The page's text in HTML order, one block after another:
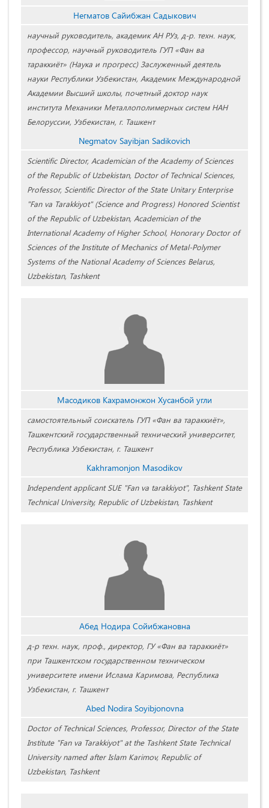
Негматов Сайибжан Садыкович
научный руководитель, академик АН РУз, д-р. техн. наук,
профессор, научный руководитель ГУП «Фан ва
тараккиёт» (Наука и прогресс) Заслуженный деятель
науки Республики Узбекистан, Академик Международной
Академии Высший школы, почетный доктор наук
института Механики Металлополимерных систем НАН
Белоруссии, Узбекистан, г. Ташкент
Negmatov Sayibjan Sadikovich
Scientific Director, Academician of the Academy of Sciences
of the Republic of Uzbekistan, Doctor of Technical Sciences,
Professor, Scientific Director of the State Unitary Enterprise
"Fan va Tarakkiyot" (Science and Progress) Honored Scientist
of the Republic of Uzbekistan, Academician of the
International Academy of Higher School, Honorary Doctor of
Sciences of the Institute of Mechanics of Metal-Polymer
Systems of the National Academy of Sciences Belarus,
Uzbekistan, Tashkent
Масодиков Кахрамонжон Хусанбой угли
самостоятельный соискатель ГУП «Фан ва тараккиёт»,
Ташкентский государственный технический университет,
Республика Узбекистан, г. Ташкент
Kakhramonjon Masodikov
Independent applicant SUE "Fan va tarakkiyot", Tashkent State
Technical University, Republic of Uzbekistan, Tashkent
Абед Нодира Сойибжановна
д-р техн. наук, проф., директор, ГУ «Фан ва тараккиёт»
при Ташкентском государственном техническом
университете имени Ислама Каримова, Республика
Узбекистан, г. Ташкент
Abed Nodira Soyibjonovna
Doctor of Technical Sciences, Professor, Director of the State
Institute "Fan va Tarakkiyot" at the Tashkent State Technical
University named after Islam Karimov, Republic of
Uzbekistan, Tashkent